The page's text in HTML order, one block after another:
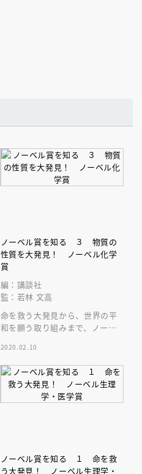
ノーベル賞を知る ３ 物質の
性質を大発見！ ノーベル化学
賞
編：講談社
監：若林 文高
命を救う大発見から、世界の平
和を願う取り組みまで、ノーベ
2020.02.10
ノーベル賞を知る １ 命を救
う大発見！ ノーベル生理学・